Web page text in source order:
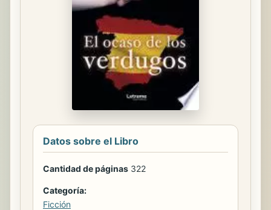
Datos sobre el Libro
Cantidad de páginas 322
Categoría:
Ficción